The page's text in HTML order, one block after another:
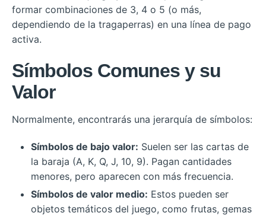
formar combinaciones de 3, 4 o 5 (o más,
dependiendo de la tragaperras) en una línea de pago
activa.
Símbolos Comunes y su
Valor
Normalmente, encontrarás una jerarquía de símbolos:
Símbolos de bajo valor: Suelen ser las cartas de
la baraja (A, K, Q, J, 10, 9). Pagan cantidades
menores, pero aparecen con más frecuencia.
Símbolos de valor medio: Estos pueden ser
objetos temáticos del juego, como frutas, gemas